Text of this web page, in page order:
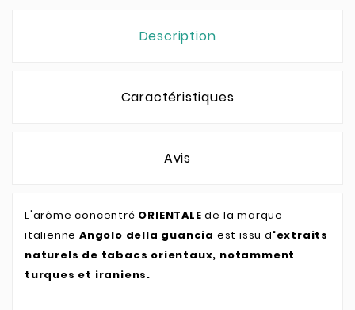
Description
Caractéristiques
Avis
L'arôme concentré ORIENTALEde la marque
italienne Angolo della guancia est issu d'extraits
naturels de tabacs orientaux, notamment
turques et iraniens.